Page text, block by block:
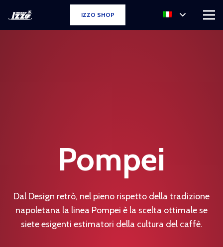
IZZO SHOP
Pompei
Dal Design retrò, nel pieno rispetto della tradizione
napoletana la linea Pompei è la scelta ottimale se
siete esigenti estimatori della cultura del caffè.